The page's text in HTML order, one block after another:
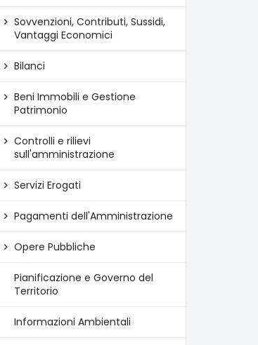
Sovvenzioni, Contributi, Sussidi,
Vantaggi Economici
Bilanci
Beni Immobili e Gestione
Patrimonio
Controlli e rilievi
sull'amministrazione
Servizi Erogati
Pagamenti dell'Amministrazione
Opere Pubbliche
Pianificazione e Governo del
Territorio
Informazioni Ambientali